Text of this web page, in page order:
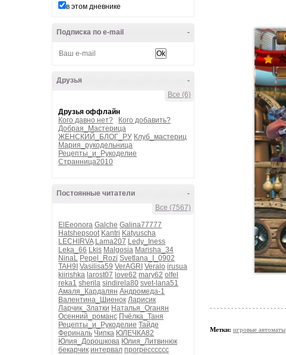
в этом дневнике
-
Подписка по e-mail
-
Друзья
Все (6)
Друзья оффлайн
Кого давно нет?
Кого добавить?
Добрая_Мастерица
ЖЕНСКИЙ_БЛОГ_РУ Клуб_мастериц
Мария_рукодельница
Рецепты_и_Рукоделие
Странница2010
-
Постоянные читатели
Все (7567)
ElEeonora Galche Galina77777
Hatshepsoot Kantri Katyuscha
LECHIRVA Lama207 Ledy_Iness
Leka_66 Lkis Malgosia Marisha_34
NinaL Pepel_Rozi Svetlana_I_0902
TAH9I Vasilisa59 VerAGRI Veralo irusua
kiirishka larost07 love62 mary62 olfel
reka1 sherila sindirela80 svet-lana51
Амаля_Кардалян Андромеда-1
Валентина_Шиенок Ларисик
Ларчик_Златки Наталья_Оганян
Осенний_романс Пчёлка_Таня
Рецепты_и_Рукоделие Тайде
Фериналь Чипка ЮЛЕЧКА82
Юлия_Дорошкова Юлия_Литвинюк
бекарчик интервал прогресссссс
Метки: игровые автоматы